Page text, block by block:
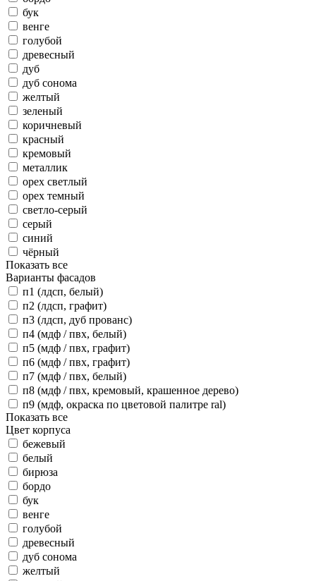
бук
венге
голубой
древесный
дуб
дуб сонома
желтый
зеленый
коричневый
красный
кремовый
металлик
орех светлый
орех темный
светло-серый
серый
синий
чёрный
Показать все
Варианты фасадов
п1 (лдсп, белый)
п2 (лдсп, графит)
п3 (лдсп, дуб прованс)
п4 (мдф / пвх, белый)
п5 (мдф / пвх, графит)
п6 (мдф / пвх, графит)
п7 (мдф / пвх, белый)
п8 (мдф / пвх, кремовый, крашенное дерево)
п9 (мдф, окраска по цветовой палитре ral)
Показать все
Цвет корпуса
бежевый
белый
бирюза
бордо
бук
венге
голубой
древесный
дуб сонома
желтый